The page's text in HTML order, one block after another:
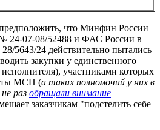
что Минфин России
24-07-08/52488 и ФАС России в
5643/24 действительно пытались
закупки у единственного
участниками которых
МСП (а таких полномочий у них в
раз обращали внимание
заказчикам "подстелить себе